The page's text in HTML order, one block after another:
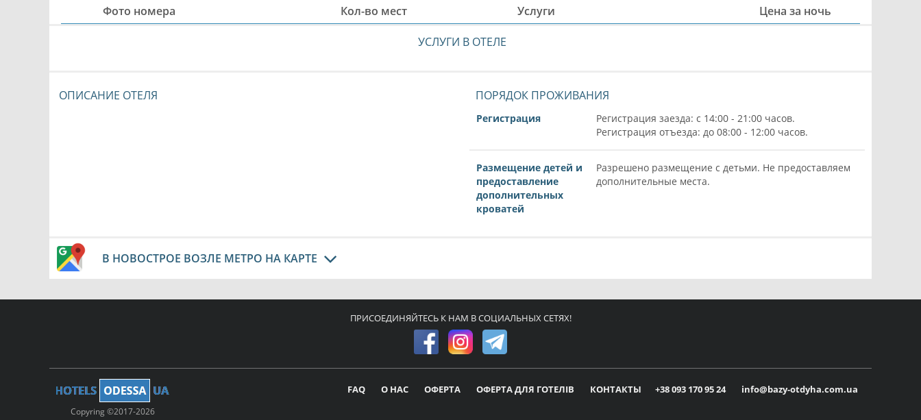
Фото номера
Кол-во мест Услуги Цена за ночь
УСЛУГИ В ОТЕЛЕ
ОПИСАНИЕ ОТЕЛЯ ПОРЯДОК ПРОЖИВАНИЯ
Регистрация
Регистрация заезда: с 14:00 - 21:00 часов.
Регистрация отъезда: до 08:00 - 12:00 часов.
Размещение детей и
предоставление
дополнительных
кроватей
Разрешено размещение с детьми. Не предоставляем
дополнительные места.
В НОВОСТРОЕ ВОЗЛЕ МЕТРО НА КАРТЕ
ПРИСОЕДИНЯЙТЕСЬ К НАМ В СОЦИАЛЬНЫХ СЕТЯХ!
Copyring ©2017-2026
FAQ О НАС ОФЕРТА ОФЕРТА ДЛЯ ГОТЕЛІВ КОНТАКТЫ +38 093 170 95 24 info@bazy-otdyha.com.ua